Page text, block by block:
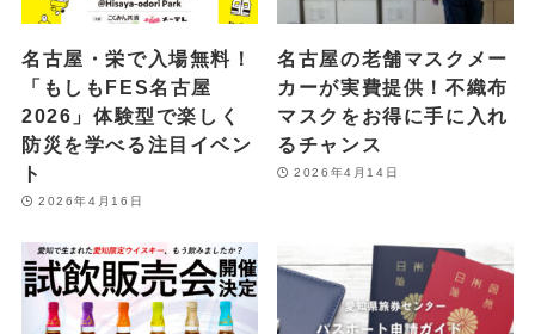
名古屋・栄で入場無料！
「もしもFES名古屋
2026」体験型で楽しく
防災を学べる注目イベン
ト
2026年4月16日
名古屋の老舗マスクメー
カーが実費提供！不織布
マスクをお得に手に入れ
るチャンス
2026年4月14日